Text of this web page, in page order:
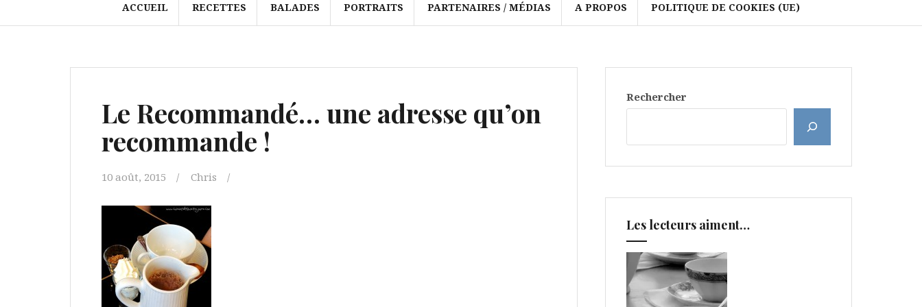
ACCUEIL RECETTES BALADES PORTRAITS PARTENAIRES / MÉDIAS A PROPOS POLITIQUE DE COOKIES (UE)
Le Recommandé… une adresse qu’on
recommande !
10 août, 2015 Chris
Rechercher
Les lecteurs aiment…